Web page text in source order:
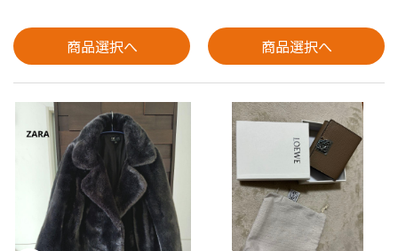
商品選択へ 商品選択へ